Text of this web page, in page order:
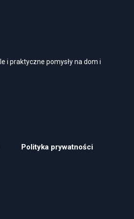
i praktyczne pomysły na dom i
Polityka prywatności